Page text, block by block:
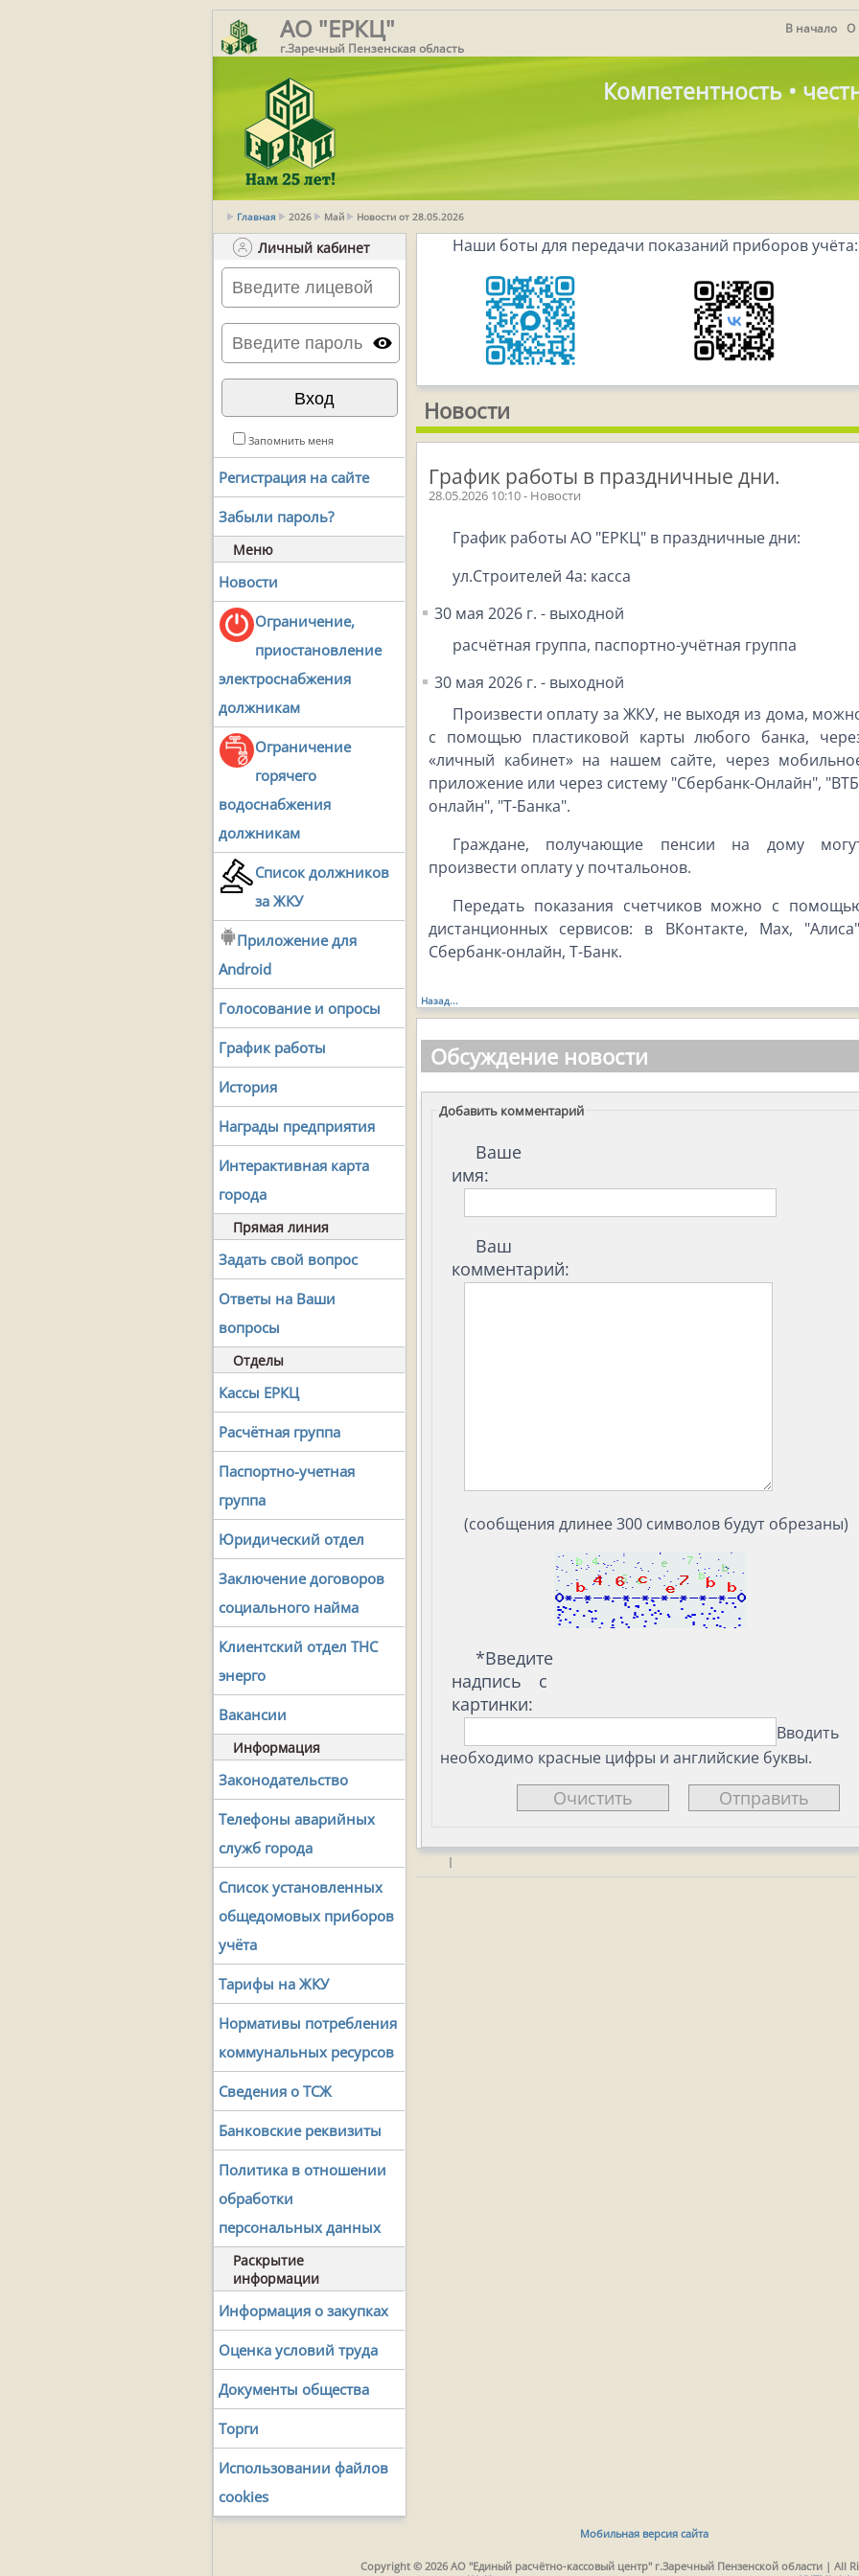
АО "ЕРКЦ"
г.Заречный Пензенская область
В начало О
Компетентность •
Главная 2026 Май Новости от 28.05.2026
Личный кабинет
Запомнить меня
Регистрация на сайте
Забыли пароль?
Меню
Новости
Ограничение,
приостановление
электроснабжения
должникам
Ограничение
горячего
водоснабжения
должникам
Список должников
за ЖКУ
Приложение для
Android
Голосование и опросы
График работы
История
Награды предприятия
Интерактивная карта
города
Прямая линия
Задать свой вопрос
Ответы на Ваши
вопросы
Отделы
Кассы ЕРКЦ
Расчётная группа
Паспортно-учетная
группа
Юридический отдел
Заключение договоров
социального найма
Клиентский отдел ТНС
энерго
Вакансии
Информация
Законодательство
Телефоны аварийных
служб города
Список установленных
общедомовых приборов
учёта
Тарифы на ЖКУ
Нормативы потребления
коммунальных ресурсов
Сведения о ТСЖ
Банковские реквизиты
Политика в отношении
обработки
персональных данных
Раскрытие
информации
Информация о закупках
Оценка условий труда
Документы общества
Торги
Использовании файлов
cookies
Наши боты для передачи показаний приборов учёта:
Новости
График работы в праздничные дни.
28.05.2026 10:10 - Новости
График работы АО "ЕРКЦ" в праздничные дни:
ул.Строителей 4а: касса
30 мая 2026 г. - выходной
расчётная группа, паспортно-учётная группа
30 мая 2026 г. - выходной
Произвести оплату за ЖКУ, не выходя из дома,
с помощью пластиковой карты любого банка,
«личный кабинет» на нашем сайте, через
приложение или через систему "Сбербанк-Онлайн",
онлайн", "Т-Банка".
Граждане, получающие пенсии на дому
произвести оплату у почтальонов.
Передать показания счетчиков можно с
дистанционных сервисов: в ВКонтакте, Max,
Сбербанк-онлайн, Т-Банк.
Назад...
Обсуждение новости
Добавить комментарий
Ваше
имя:
Ваш
комментарий:
(сообщения длинее 300 символов будут обрезаны)
*Введите
надпись с
картинки:
Вводить
необходимо красные цифры и английские буквы.
|
Мобильная версия сайта
Copyright © 2026 АО "Единый расчётно-кассовый центр" г.Заречный Пензенской области | All